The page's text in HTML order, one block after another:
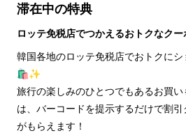
滞在中の特典
ロッテ免税店でつかえるおトクなク
韓国各地のロッテ免税店でおトクにシ
🛍️✨
旅行の楽しみのひとつでもあるお買
は、バーコードを提示するだけで割
がもらえます！